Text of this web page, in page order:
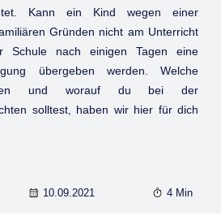
Kann ein Kind wegen einer
Gründen nicht am Unterricht
Schule nach einigen Tagen eine
übergeben werden. Welche
und worauf du bei der
solltest, haben wir hier für dich
10.09.2021 4 Min